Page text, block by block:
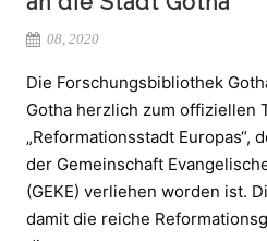
08, 2020
Die Forschungsbibliothek
Gotha herzlich zum offiziellen
„Reformationsstadt Europas“,
der Gemeinschaft
(GEKE) verliehen worden ist.
damit die reiche